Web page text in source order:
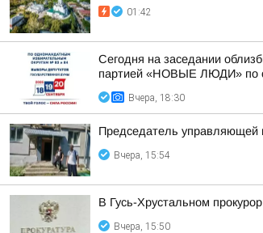
01:42
Сегодня на заседании
партией «НОВЫЕ ЛЮДИ» по
Вчера, 18:30
Председатель управляющей
Вчера, 15:54
В Гусь-Хрустальном
Вчера, 15:50